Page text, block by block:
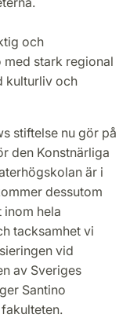
och
stark regional
kulturliv och
stiftelse nu gör på
den Konstnärliga
är i
dessutom
hela
tacksamhet vi
vid
av Sveriges
Santino